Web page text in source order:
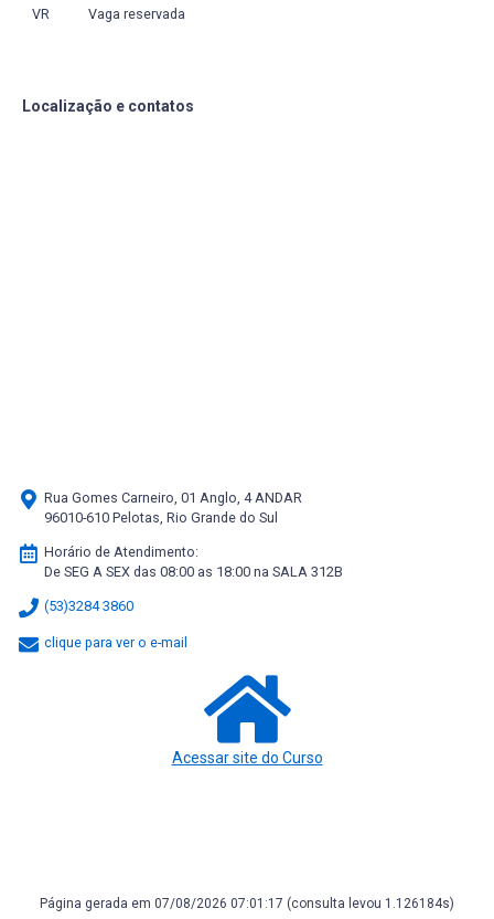
VR
Vaga reservada
Localização e contatos
Rua Gomes Carneiro, 01 Anglo, 4 ANDAR
96010-610 Pelotas, Rio Grande do Sul
Horário de Atendimento:
De SEG A SEX das 08:00 as 18:00 na SALA 312B
(53)3284 3860
clique para ver o e-mail
Acessar site do Curso
Página gerada em 07/08/2026 07:01:17 (consulta levou 1.126184s)